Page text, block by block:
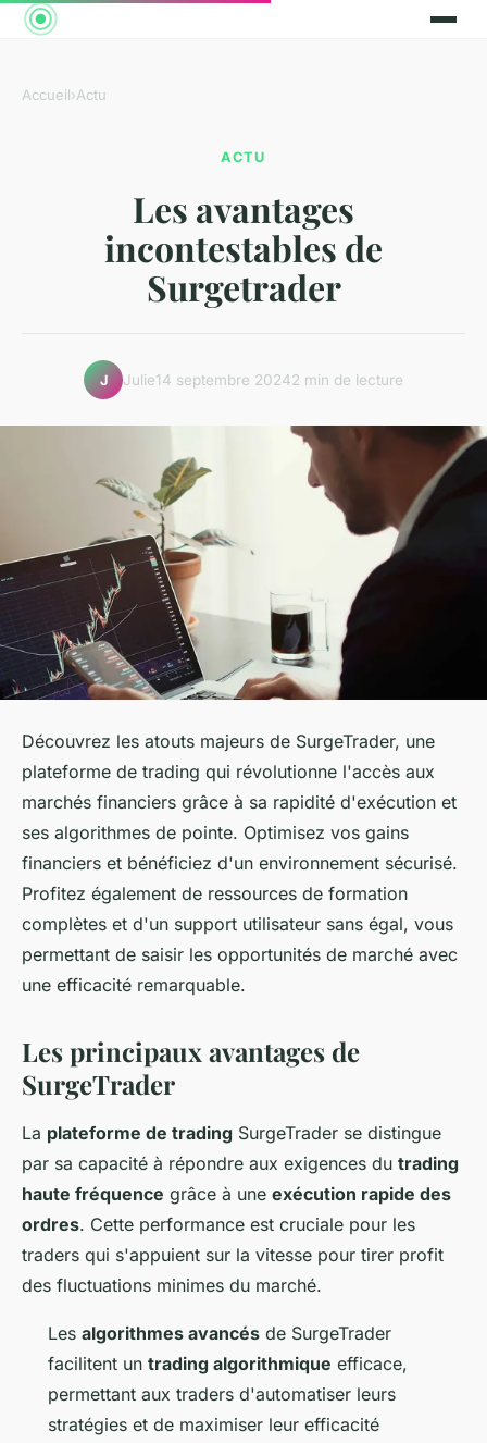
Accueil›Actu
ACTU
Les avantages
incontestables de
Surgetrader
J Julie14 septembre 20242 min de lecture
Découvrez les atouts majeurs de SurgeTrader, une
plateforme de trading qui révolutionne l'accès aux
marchés financiers grâce à sa rapidité d'exécution et
ses algorithmes de pointe. Optimisez vos gains
financiers et bénéficiez d'un environnement sécurisé.
Profitez également de ressources de formation
complètes et d'un support utilisateur sans égal, vous
permettant de saisir les opportunités de marché avec
une efficacité remarquable.
Les principaux avantages de
SurgeTrader
La plateforme de trading SurgeTrader se distingue
par sa capacité à répondre aux exigences du trading
haute fréquence grâce à une exécution rapide des
ordres. Cette performance est cruciale pour les
traders qui s'appuient sur la vitesse pour tirer profit
des fluctuations minimes du marché.
Les algorithmes avancés de SurgeTrader
facilitent un trading algorithmique efficace,
permettant aux traders d'automatiser leurs
stratégies et de maximiser leur efficacité